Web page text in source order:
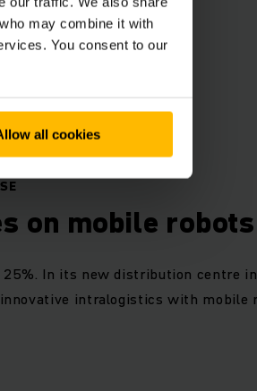
may combine it with
You consent to our
all cookies
on mobile robots
25%. In its new distribution centre
intralogistics with mobile